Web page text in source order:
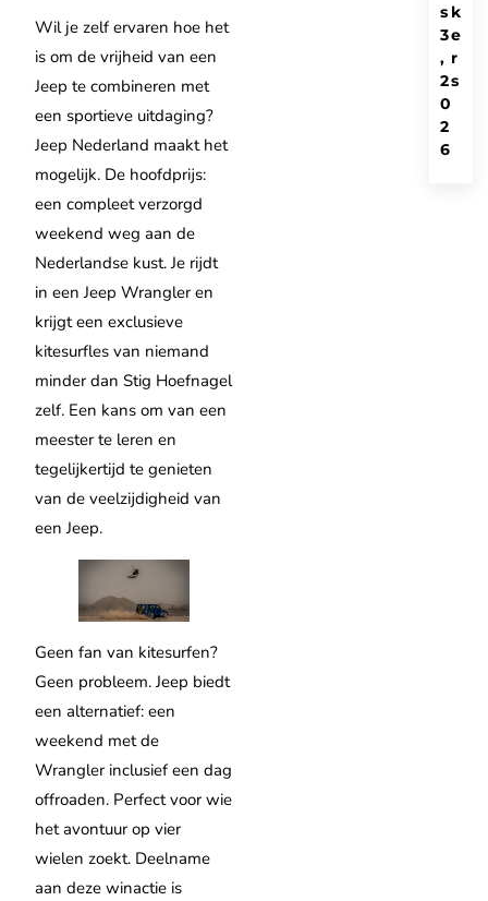
Wil je zelf ervaren hoe het
is om de vrijheid van een
Jeep te combineren met
een sportieve uitdaging?
Jeep Nederland maakt het
mogelijk. De hoofdprijs:
een compleet verzorgd
weekend weg aan de
Nederlandse kust. Je rijdt
in een Jeep Wrangler en
krijgt een exclusieve
kitesurfles van niemand
minder dan Stig Hoefnagel
zelf. Een kans om van een
meester te leren en
tegelijkertijd te genieten
van de veelzijdigheid van
een Jeep.
Geen fan van kitesurfen?
Geen probleem. Jeep biedt
een alternatief: een
weekend met de
Wrangler inclusief een dag
offroaden. Perfect voor wie
het avontuur op vier
wielen zoekt. Deelname
aan deze winactie is
k
e
r
s
s
3
,
2
0
2
6